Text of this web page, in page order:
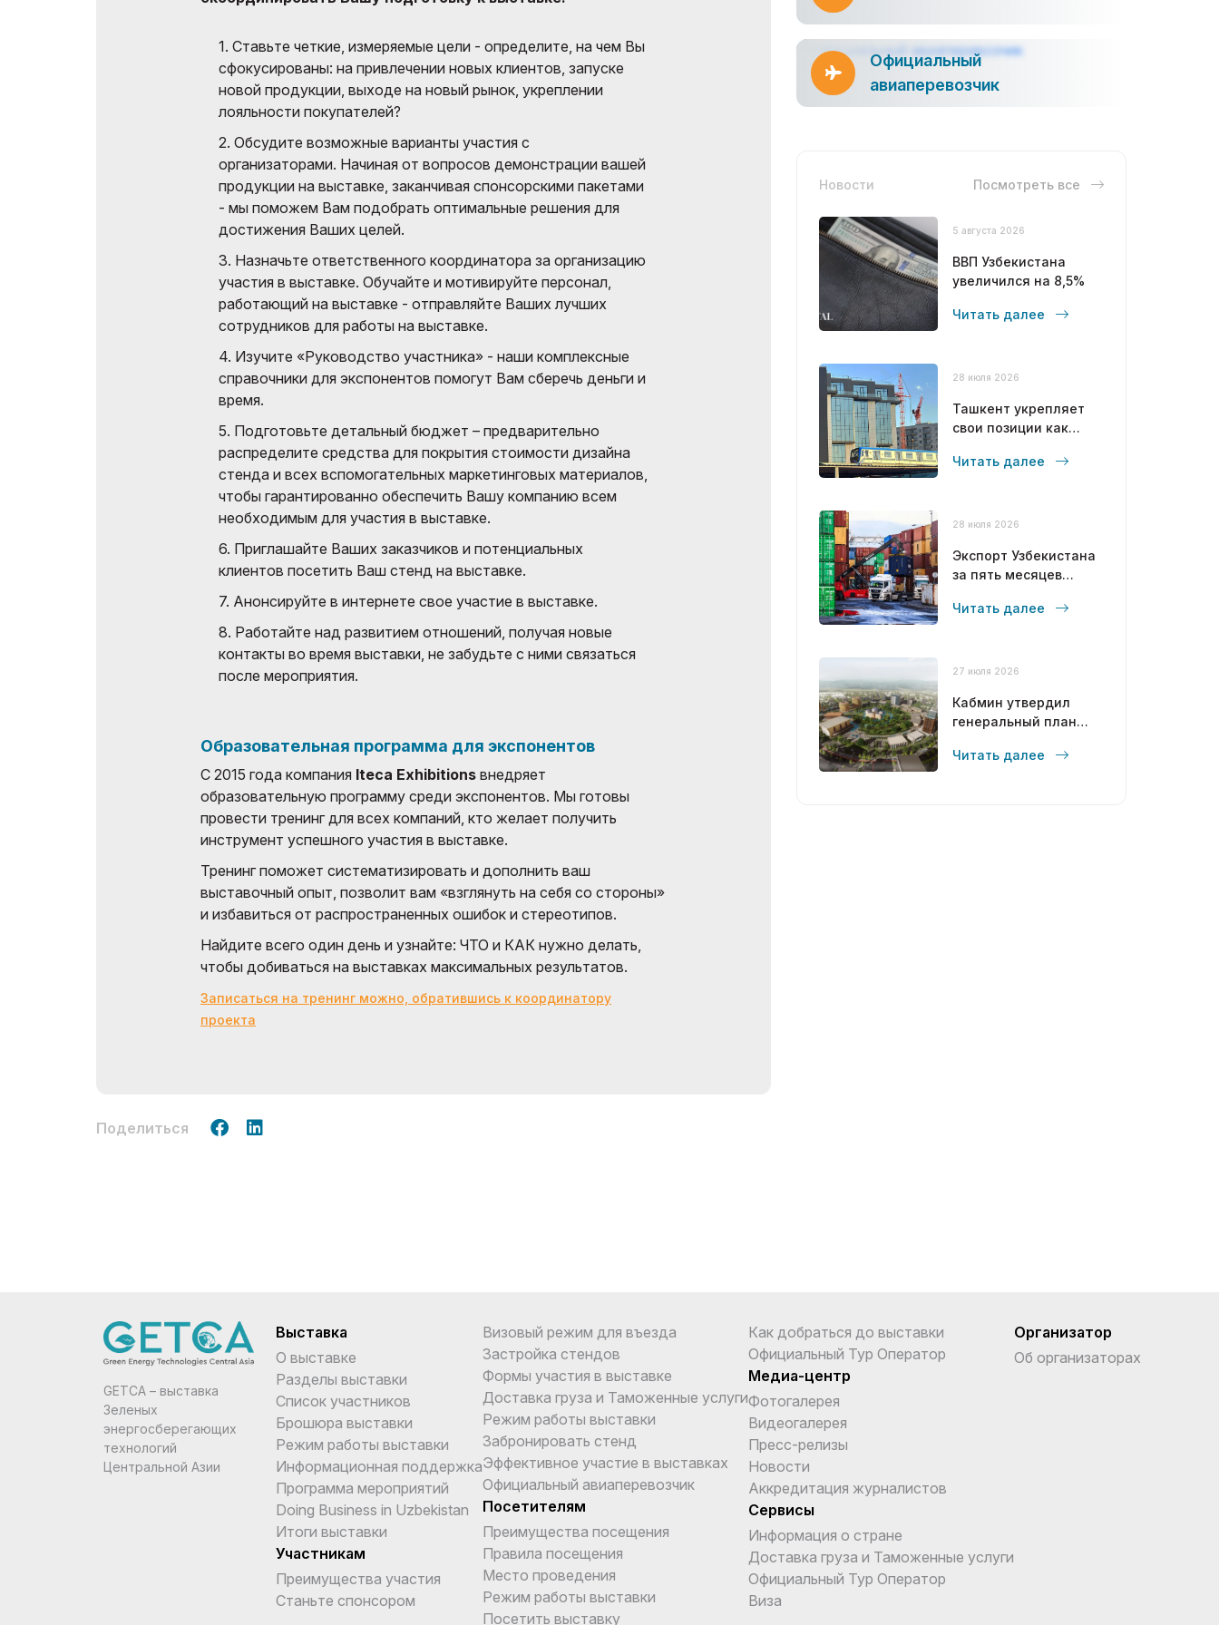
Официальный
авиаперевозчик
1. Ставьте четкие, измеряемые цели - определите, на чем Вы
сфокусированы: на привлечении новых клиентов, запуске
новой продукции, выходе на новый рынок, укреплении
лояльности покупателей?
2. Обсудите возможные варианты участия с
организаторами. Начиная от вопросов демонстрации вашей
продукции на выставке, заканчивая спонсорскими пакетами
- мы поможем Вам подобрать оптимальные решения для
достижения Ваших целей.
3. Назначьте ответственного координатора за организацию
участия в выставке. Обучайте и мотивируйте персонал,
работающий на выставке - отправляйте Ваших лучших
сотрудников для работы на выставке.
4. Изучите «Руководство участника» - наши комплексные
справочники для экспонентов помогут Вам сберечь деньги и
время.
5. Подготовьте детальный бюджет – предварительно
распределите средства для покрытия стоимости дизайна
стенда и всех вспомогательных маркетинговых материалов,
чтобы гарантированно обеспечить Вашу компанию всем
необходимым для участия в выставке.
6. Приглашайте Ваших заказчиков и потенциальных
клиентов посетить Ваш стенд на выставке.
7. Анонсируйте в интернете свое участие в выставке.
8. Работайте над развитием отношений, получая новые
контакты во время выставки, не забудьте с ними связаться
после мероприятия.
Образовательная программа для экспонентов
С 2015 года компания Iteca Exhibitions внедряет
образовательную программу среди экспонентов. Мы готовы
провести тренинг для всех компаний, кто желает получить
инструмент успешного участия в выставке.
Тренинг поможет систематизировать и дополнить ваш
выставочный опыт, позволит вам «взглянуть на себя со стороны»
и избавиться от распространенных ошибок и стереотипов.
Найдите всего один день и узнайте: ЧТО и КАК нужно делать,
чтобы добиваться на выставках максимальных результатов.
Записаться на тренинг можно, обратившись к координатору
проекта
Поделиться
Официальный
авиаперевозчик
Новости Посмотреть все
5 августа 2026
ВВП Узбекистана
увеличился на 8,5%
Читать далее
28 июля 2026
Ташкент укрепляет
свои позиции как
мегаполис
Читать далее
28 июля 2026
Экспорт Узбекистана
за пять месяцев
долларов
Читать далее
27 июля 2026
Кабмин утвердил
генеральный план
2043 года
Читать далее
GETCA – выставка
Зеленых
энергосберегающих
технологий
Центральной Азии
Выставка
О выставке
Разделы выставки
Список участников
Брошюра выставки
Режим работы выставки
Информационная поддержка
Программа мероприятий
Doing Business in Uzbekistan
Итоги выставки
Участникам
Преимущества участия
Станьте спонсором
Визовый режим для въезда
Застройка стендов
Формы участия в выставке
Доставка груза и Таможенные услуги
Режим работы выставки
Забронировать стенд
Эффективное участие в выставках
Официальный авиаперевозчик
Посетителям
Преимущества посещения
Правила посещения
Место проведения
Режим работы выставки
Посетить выставку
Как добраться до выставки
Официальный Тур Оператор
Медиа-центр
Фотогалерея
Видеогалерея
Пресс-релизы
Новости
Аккредитация журналистов
Сервисы
Информация о стране
Доставка груза и Таможенные услуги
Официальный Тур Оператор
Виза
Организатор
Об организаторах